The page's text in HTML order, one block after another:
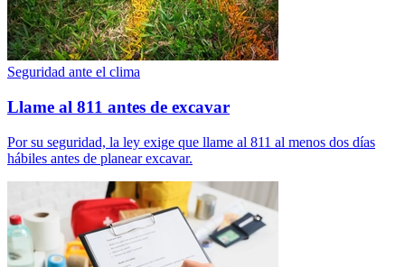
Seguridad ante el clima
Llame al 811 antes de excavar
Por su seguridad, la ley exige que llame al 811 al menos dos días
hábiles antes de planear excavar.